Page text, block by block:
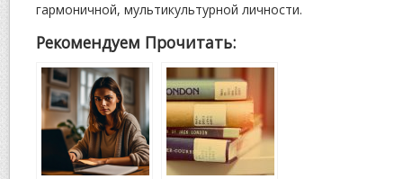
гармоничной, мультикультурной личности.
Рекомендуем Прочитать: